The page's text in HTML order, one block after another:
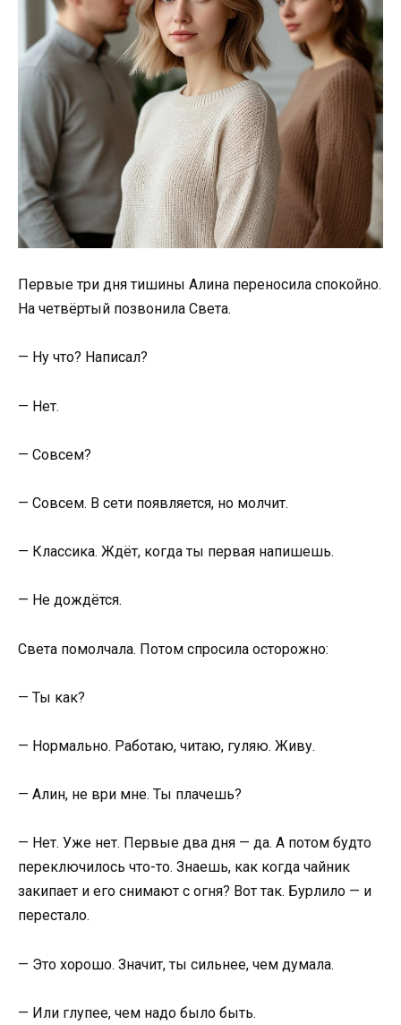
Первые три дня тишины Алина переносила спокойно.
На четвёртый позвонила Света.
— Ну что? Написал?
— Нет.
— Совсем?
— Совсем. В сети появляется, но молчит.
— Классика. Ждёт, когда ты первая напишешь.
— Не дождётся.
Света помолчала. Потом спросила осторожно:
— Ты как?
— Нормально. Работаю, читаю, гуляю. Живу.
— Алин, не ври мне. Ты плачешь?
— Нет. Уже нет. Первые два дня — да. А потом будто
переключилось что-то. Знаешь, как когда чайник
закипает и его снимают с огня? Вот так. Бурлило — и
перестало.
— Это хорошо. Значит, ты сильнее, чем думала.
— Или глупее, чем надо было быть.